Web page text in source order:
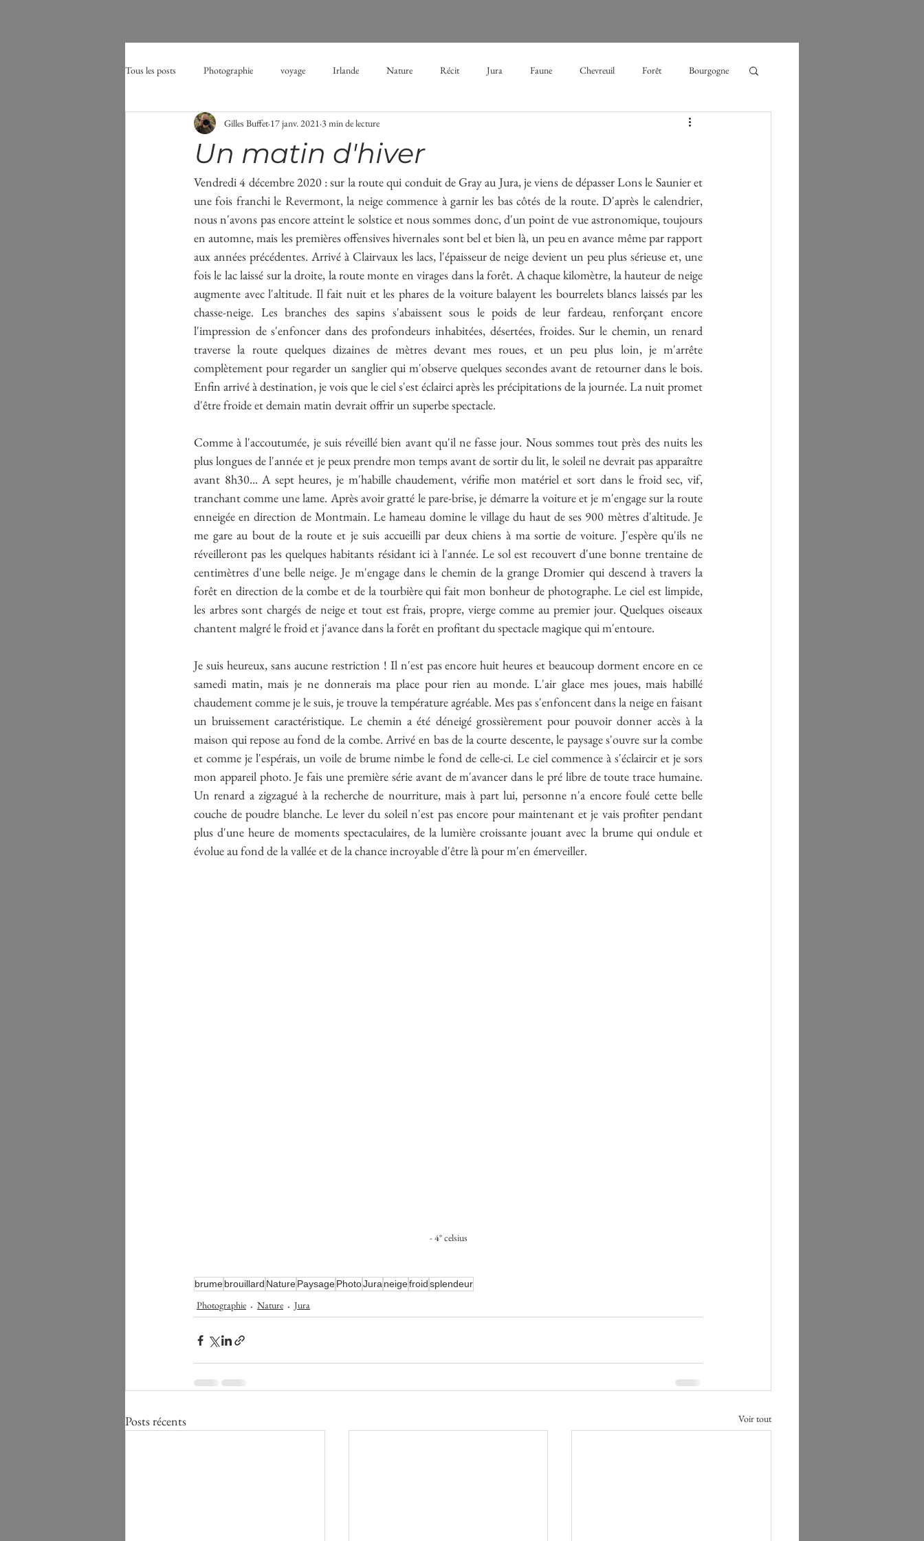
Tous les posts Photographie voyage Irlande Nature Récit Jura Faune Chevreuil Forêt Bourgogne
oiseau aigrette Brume Aube randonnée
midges moustiques vacances neige enfance forêt performance mesure
Un matin d'hiver
Gilles Buffet 17 janv. 2021 3 min de lecture
Vendredi 4 décembre 2020 : sur la route qui conduit de Gray au Jura, je viens de dépasser Lons le Saunier et
une fois franchi le Revermont, la neige commence à garnir les bas côtés de la route. D'après le calendrier,
nous n'avons pas encore atteint le solstice et nous sommes donc, d'un point de vue astronomique, toujours
en automne, mais les premières offensives hivernales sont bel et bien là, un peu en avance même par rapport
aux années précédentes. Arrivé à Clairvaux les lacs, l'épaisseur de neige devient un peu plus sérieuse et, une
fois le lac laissé sur la droite, la route monte en virages dans la forêt. A chaque kilomètre, la hauteur de neige
augmente avec l'altitude. Il fait nuit et les phares de la voiture balayent les bourrelets blancs laissés par les
chasse-neige. Les branches des sapins s'abaissent sous le poids de leur fardeau, renforçant encore
l'impression de s'enfoncer dans des profondeurs inhabitées, désertées, froides. Sur le chemin, un renard
traverse la route quelques dizaines de mètres devant mes roues, et un peu plus loin, je m'arrête
complètement pour regarder un sanglier qui m'observe quelques secondes avant de retourner dans le bois.
Enfin arrivé à destination, je vois que le ciel s'est éclairci après les précipitations de la journée. La nuit promet
d'être froide et demain matin devrait offrir un superbe spectacle.
Comme à l'accoutumée, je suis réveillé bien avant qu'il ne fasse jour. Nous sommes tout près des nuits les
plus longues de l'année et je peux prendre mon temps avant de sortir du lit, le soleil ne devrait pas apparaître
avant 8h30... A sept heures, je m'habille chaudement, vérifie mon matériel et sort dans le froid sec, vif,
tranchant comme une lame. Après avoir gratté le pare-brise, je démarre la voiture et je m'engage sur la route
enneigée en direction de Montmain. Le hameau domine le village du haut de ses 900 mètres d'altitude. Je
me gare au bout de la route et je suis accueilli par deux chiens à ma sortie de voiture. J'espère qu'ils ne
réveilleront pas les quelques habitants résidant ici à l'année. Le sol est recouvert d'une bonne trentaine de
centimètres d'une belle neige. Je m'engage dans le chemin de la grange Dromier qui descend à travers la
forêt en direction de la combe et de la tourbière qui fait mon bonheur de photographe. Le ciel est limpide,
les arbres sont chargés de neige et tout est frais, propre, vierge comme au premier jour. Quelques oiseaux
chantent malgré le froid et j'avance dans la forêt en profitant du spectacle magique qui m'entoure.
Je suis heureux, sans aucune restriction ! Il n'est pas encore huit heures et beaucoup dorment encore en ce
samedi matin, mais je ne donnerais ma place pour rien au monde. L'air glace mes joues, mais habillé
chaudement comme je le suis, je trouve la température agréable. Mes pas s'enfoncent dans la neige en faisant
un bruissement caractéristique. Le chemin a été déneigé grossièrement pour pouvoir donner accès à la
maison qui repose au fond de la combe. Arrivé en bas de la courte descente, le paysage s'ouvre sur la combe
et comme je l'espérais, un voile de brume nimbe le fond de celle-ci. Le ciel commence à s'éclaircir et je sors
mon appareil photo. Je fais une première série avant de m'avancer dans le pré libre de toute trace humaine.
Un renard a zigzagué à la recherche de nourriture, mais à part lui, personne n'a encore foulé cette belle
couche de poudre blanche. Le lever du soleil n'est pas encore pour maintenant et je vais profiter pendant
plus d'une heure de moments spectaculaires, de la lumière croissante jouant avec la brume qui ondule et
évolue au fond de la vallée et de la chance incroyable d'être là pour m'en émerveiller.
- 4° celsius
brumebrouillard NaturePaysagePhotoJuraneigefroidsplendeur
Photographie Nature Jura
Posts récents Voir tout